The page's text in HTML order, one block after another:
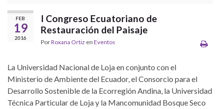
FEB
19
2016
I Congreso Ecuatoriano de
Restauración del Paisaje
PorRoxana Ortiz en Eventos
La Universidad Nacional de Loja en conjunto con el
Ministerio de Ambiente del Ecuador, el Consorcio para el
Desarrollo Sostenible de la Ecorregión Andina, la Universidad
Técnica Particular de Loja y la Mancomunidad Bosque Seco